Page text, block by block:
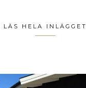
LÄS HELA INLÄGGET